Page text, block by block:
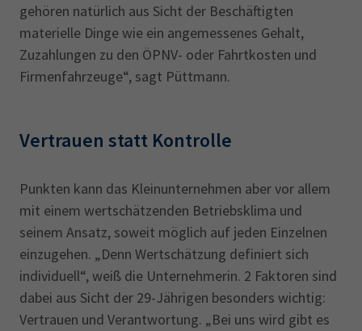
gehören natürlich aus Sicht der Beschäftigten
materielle Dinge wie ein angemessenes Gehalt,
Zuzahlungen zu den ÖPNV- oder Fahrtkosten und
Firmenfahrzeuge“, sagt Püttmann.
Vertrauen statt Kontrolle
Punkten kann das Kleinunternehmen aber vor allem
mit einem wertschätzenden Betriebsklima und
seinem Ansatz, soweit möglich auf jeden Einzelnen
einzugehen. „Denn Wertschätzung definiert sich
individuell“, weiß die Unternehmerin. 2 Faktoren sind
dabei aus Sicht der 29-Jährigen besonders wichtig:
Vertrauen und Verantwortung. „Bei uns wird gibt es